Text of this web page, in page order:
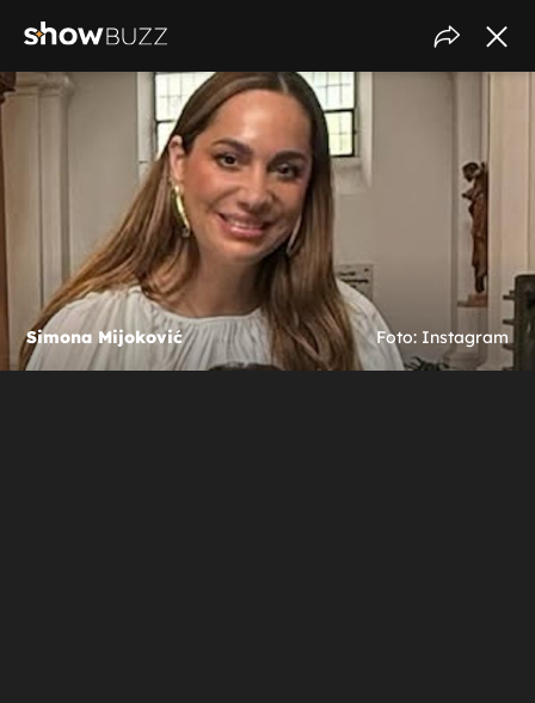
Simona Mijoković Foto: Instagram